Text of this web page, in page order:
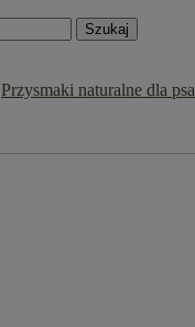
Przysmaki naturalne dla psa